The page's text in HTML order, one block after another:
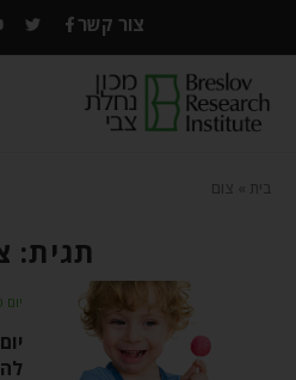
צור קשר
בית צום
תגית: